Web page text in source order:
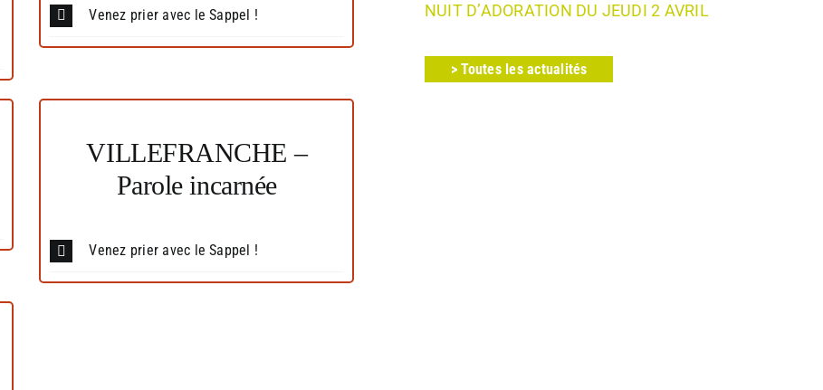
Venez prier avec le Sappel !
VILLEFRANCHE –
Parole incarnée
Venez prier avec le Sappel !
NUIT D’ADORATION DU JEUDI 2 AVRIL
> Toutes les actualités